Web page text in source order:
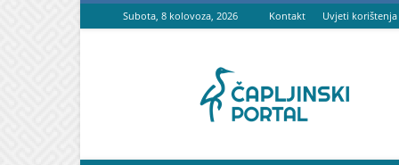
Subota, 8 kolovoza, 2026 Kontakt Uvjeti korištenja
portal